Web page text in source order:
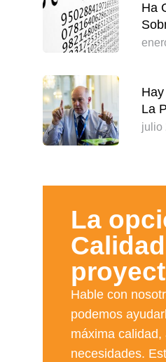
Ha
La
julio
La
Hable con
podemos
máxima
necesidades.